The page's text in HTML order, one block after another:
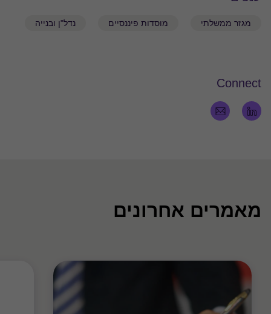
מגזר ממשלתי מוסדות פיננסיים נדל"ן ובנייה
Connect
מאמרים אחרונים